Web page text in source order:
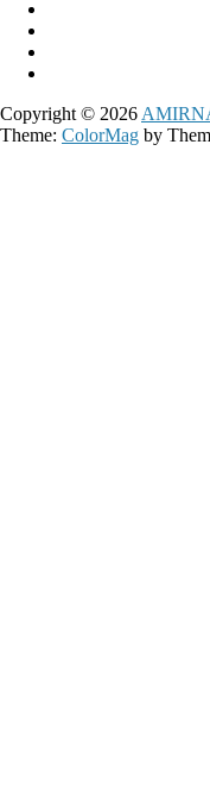
Copyright © 2026
Theme: ColorMag by